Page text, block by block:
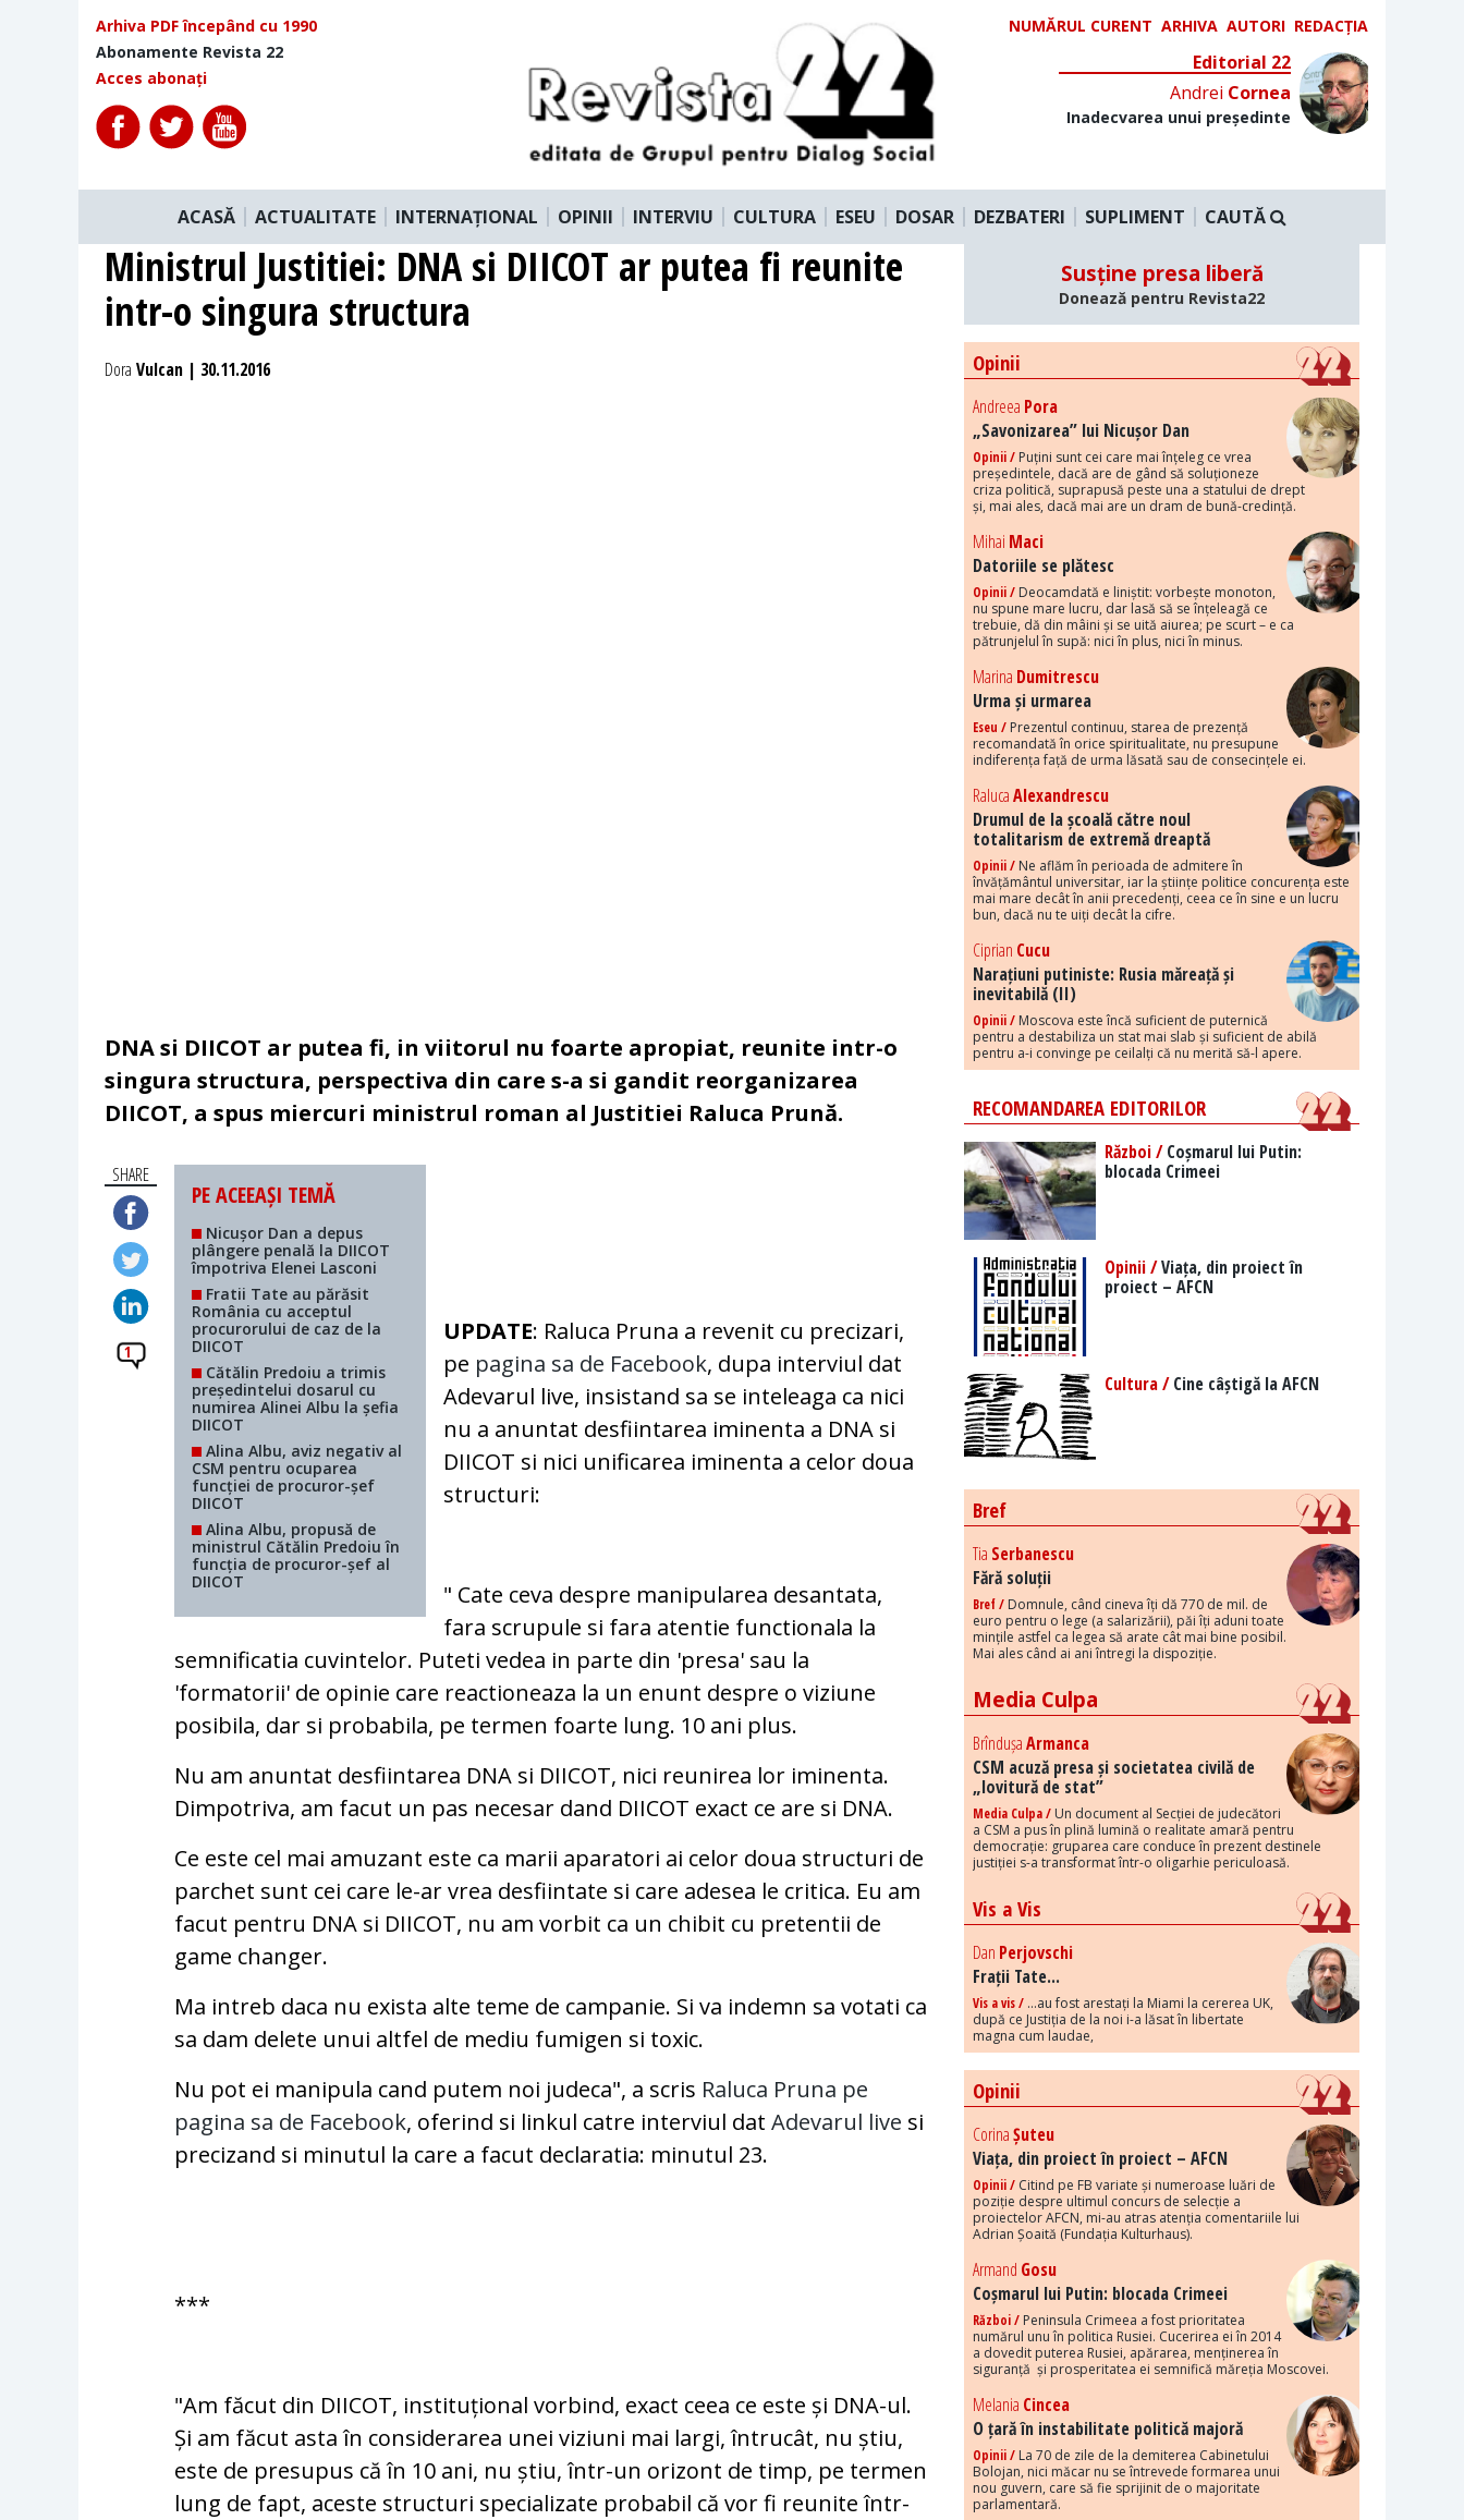
Arhiva PDF începând cu 1990
Abonamente Revista 22
Acces abonați
NUMĂRUL CURENT ARHIVA AUTORI REDACȚIA
Editorial 22
Andrei Cornea
Inadecvarea unui președinte
ACASĂ ACTUALITATE INTERNAȚIONAL OPINII INTERVIU CULTURA ESEU DOSAR DEZBATERI SUPLIMENT CAUTĂ
Ministrul Justitiei: DNA si DIICOT ar putea fi reunite
intr-o singura structura
Dora Vulcan | 30.11.2016
DNA si DIICOT ar putea fi, in viitorul nu foarte apropiat, reunite intr-o
singura structura, perspectiva din care s-a si gandit reorganizarea
DIICOT, a spus miercuri ministrul roman al Justitiei Raluca Prună.
SHARE
1
PE ACEEAȘI TEMĂ
Nicușor Dan a depus
plângere penală la DIICOT
împotriva Elenei Lasconi
Fratii Tate au părăsit
România cu acceptul
procurorului de caz de la
DIICOT
Cătălin Predoiu a trimis
președintelui dosarul cu
numirea Alinei Albu la șefia
DIICOT
Alina Albu, aviz negativ al
CSM pentru ocuparea
funcției de procuror-șef
DIICOT
Alina Albu, propusă de
ministrul Cătălin Predoiu în
funcția de procuror-șef al
DIICOT
UPDATE: Raluca Pruna a revenit cu precizari,
pe pagina sa de Facebook, dupa interviul dat
Adevarul live, insistand sa se inteleaga ca nici
nu a anuntat desfiintarea iminenta a DNA si
DIICOT si nici unificarea iminenta a celor doua
structuri:
" Cate ceva despre manipularea desantata,
fara scrupule si fara atentie functionala la
semnificatia cuvintelor. Puteti vedea in parte din 'presa' sau la
'formatorii' de opinie care reactioneaza la un enunt despre o viziune
posibila, dar si probabila, pe termen foarte lung. 10 ani plus.
Nu am anuntat desfiintarea DNA si DIICOT, nici reunirea lor iminenta.
Dimpotriva, am facut un pas necesar dand DIICOT exact ce are si DNA.
Ce este cel mai amuzant este ca marii aparatori ai celor doua structuri de
parchet sunt cei care le-ar vrea desfiintate si care adesea le critica. Eu am
facut pentru DNA si DIICOT, nu am vorbit ca un chibit cu pretentii de
game changer.
Ma intreb daca nu exista alte teme de campanie. Si va indemn sa votati ca
sa dam delete unui altfel de mediu fumigen si toxic.
Nu pot ei manipula cand putem noi judeca", a scris Raluca Pruna pe
pagina sa de Facebook, oferind si linkul catre interviul datAdevarul live si
precizand si minutul la care a facut declaratia: minutul 23.
***
"Am făcut din DIICOT, instituțional vorbind, exact ceea ce este și DNA-ul.
Și am făcut asta în considerarea unei viziuni mai largi, întrucât, nu știu,
este de presupus că în 10 ani, nu știu, într-un orizont de timp, pe termen
lung de fapt, aceste structuri specializate probabil că vor fi reunite într-
Susține presa liberă
Donează pentru Revista22
Opinii
Andreea Pora
„Savonizarea” lui Nicușor Dan
Opinii / Puțini sunt cei care mai înțeleg ce vrea
președintele, dacă are de gând să soluționeze
criza politică, suprapusă peste una a statului de drept
și, mai ales, dacă mai are un dram de bună-credință.
Mihai Maci
Datoriile se plătesc
Opinii / Deocamdată e liniștit: vorbește monoton,
nu spune mare lucru, dar lasă să se înțeleagă ce
trebuie, dă din mâini și se uită aiurea; pe scurt – e ca
pătrunjelul în supă: nici în plus, nici în minus.
Marina Dumitrescu
Urma și urmarea
Eseu / Prezentul continuu, starea de prezență
recomandată în orice spiritualitate, nu presupune
indiferența față de urma lăsată sau de consecințele ei.
RalucaAlexandrescu
Drumul de la școală către noul
totalitarism de extremă dreaptă
Opinii / Ne aflăm în perioada de admitere în
învățământul universitar, iar la științe politice concurența este
mai mare decât în anii precedenți, ceea ce în sine e un lucru
bun, dacă nu te uiți decât la cifre.
Ciprian Cucu
Narațiuni putiniste: Rusia măreață și
inevitabilă (II)
Opinii / Moscova este încă suficient de puternică
pentru a destabiliza un stat mai slab și suficient de abilă
pentru a-i convinge pe ceilalți că nu merită să-l apere.
RECOMANDAREA EDITORILOR
Război /Coșmarul lui Putin:
blocada Crimeei
Opinii /Viața, din proiect în
proiect – AFCN
Cultura /Cine câștigă la AFCN
Bref
Tia Serbanescu
Fără soluții
Bref / Domnule, când cineva îți dă 770 de mil. de
euro pentru o lege (a salarizării), păi îți aduni toate
mințile astfel ca legea să arate cât mai bine posibil.
Mai ales când ai ani întregi la dispoziție.
Media Culpa
BrîndușaArmanca
CSM acuză presa și societatea civilă de
„lovitură de stat”
Media Culpa / Un document al Secției de judecători
a CSM a pus în plină lumină o realitate amară pentru
democrație: gruparea care conduce în prezent destinele
justiției s-a transformat într-o oligarhie periculoasă.
Vis a Vis
Dan Perjovschi
Frații Tate...
Vis a vis / ...au fost arestați la Miami la cererea UK,
după ce Justiția de la noi i-a lăsat în libertate
magna cum laudae,
Opinii
CorinaȘuteu
Viața, din proiect în proiect – AFCN
Opinii / Citind pe FB variate și numeroase luări de
poziție despre ultimul concurs de selecție a
proiectelor AFCN, mi-au atras atenția comentariile lui
Adrian Șoaită (Fundația Kulturhaus).
Armand Gosu
Coșmarul lui Putin: blocada Crimeei
Război / Peninsula Crimeea a fost prioritatea
numărul unu în politica Rusiei. Cucerirea ei în 2014
a dovedit puterea Rusiei, apărarea, menținerea în
siguranță și prosperitatea ei semnifică măreția Moscovei.
Melania Cincea
O țară în instabilitate politică majoră
Opinii / La 70 de zile de la demiterea Cabinetului
Bolojan, nici măcar nu se întrevede formarea unui
nou guvern, care să fie sprijinit de o majoritate
parlamentară.